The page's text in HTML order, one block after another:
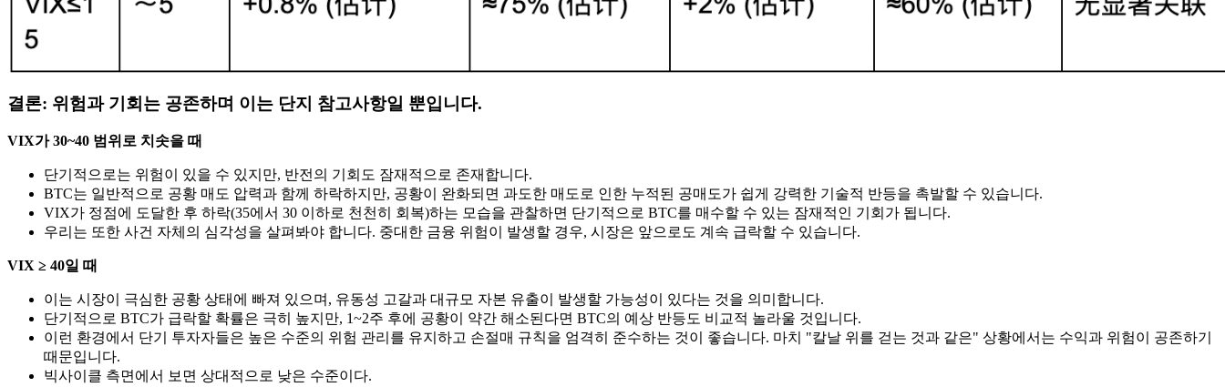
결론: 위험과 기회는 공존하며 이는 단지 참고사항일 뿐입니다.
VIX가 30~40 범위로 치솟을 때
단기적으로는 위험이 있을 수 있지만, 반전의 기회도 잠재적으로 존재합니다.
BTC는 일반적으로 공황 매도 압력과 함께 하락하지만, 공황이 완화되면 과도한 매도로 인한 누적된 공매도가 쉽게 강력한 기술적 반등을 촉발할 수 있습니다.
VIX가 정점에 도달한 후 하락(35에서 30 이하로 천천히 회복)하는 모습을 관찰하면 단기적으로 BTC를 매수할 수 있는 잠재적인 기회가 됩니다.
우리는 또한 사건 자체의 심각성을 살펴봐야 합니다. 중대한 금융 위험이 발생할 경우, 시장은 앞으로도 계속 급락할 수 있습니다.
VIX ≥ 40일 때
이는 시장이 극심한 공황 상태에 빠져 있으며, 유동성 고갈과 대규모 자본 유출이 발생할 가능성이 있다는 것을 의미합니다.
단기적으로 BTC가 급락할 확률은 극히 높지만, 1~2주 후에 공황이 약간 해소된다면 BTC의 예상 반등도 비교적 놀라울 것입니다.
이런 환경에서 단기 투자자들은 높은 수준의 위험 관리를 유지하고 손절매 규칙을 엄격히 준수하는 것이 좋습니다. 마치 "칼날 위를 걷는 것과 같은" 상황에서는 수익과 위험이 공존하기
때문입니다.
빅사이클 측면에서 보면 상대적으로 낮은 수준이다.